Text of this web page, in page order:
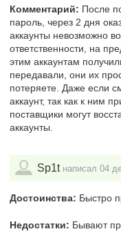
Комментарий: После
пароль, через 2 дня
аккаунты невозможно
ответственности, на
этим аккаунтам
передавали, они их
потеряете. Даже если
аккаунт, так как к ним
поставщики могут
аккаунты.
Sp1t написал 04
Достоинства: Быстро
Недостатки: Бывают